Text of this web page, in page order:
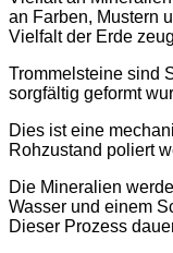
an Farben, Mustern
Vielfalt der Erde
Trommelsteine sind
sorgfältig geformt
Dies ist eine
Rohzustand poliert
Die Mineralien
Wasser und einem
Dieser Prozess